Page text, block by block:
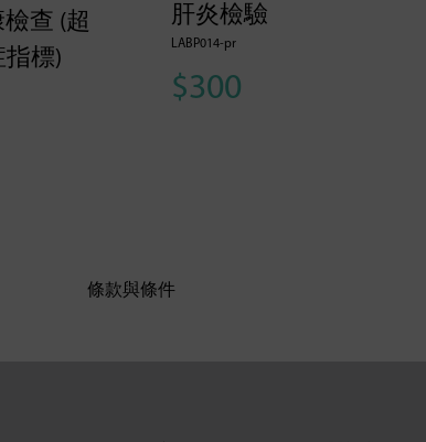
查 (超
指標)
肝炎檢驗
LABP014-pr
$300
條款與條件